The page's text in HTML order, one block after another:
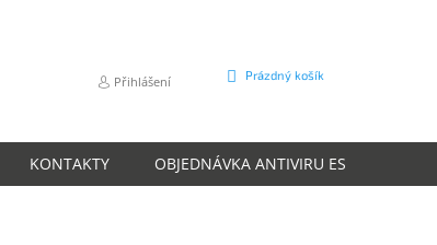
Přihlášení
NÁKUPNÍ
Prázdný košík
KONTAKTY OBJEDNÁVKA ANTIVIRU ESET